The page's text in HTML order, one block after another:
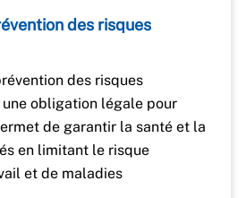
des risques
des risques
obligation légale pour
de garantir la santé et la
en limitant le risque
et de maladies